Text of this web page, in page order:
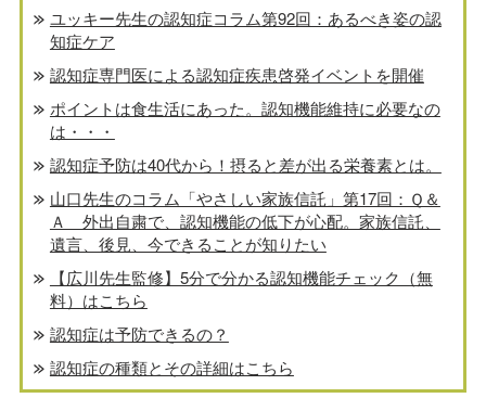
ユッキー先生の認知症コラム第92回：あるべき姿の認
知症ケア
認知症専門医による認知症疾患啓発イベントを開催
ポイントは食生活にあった。認知機能維持に必要なの
は・・・
認知症予防は40代から！摂ると差が出る栄養素とは。
山口先生のコラム「やさしい家族信託」第17回：Ｑ＆
Ａ 外出自粛で、認知機能の低下が心配。家族信託、
遺言、後見、今できることが知りたい
【広川先生監修】5分で分かる認知機能チェック（無
料）はこちら
認知症は予防できるの？
認知症の種類とその詳細はこちら